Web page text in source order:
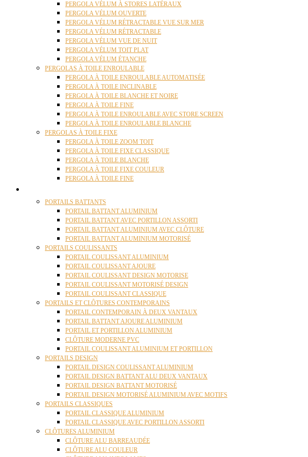
PERGOLA VÉLUM À STORES LATÉRAUX
PERGOLA VÉLUM OUVERTE
PERGOLA VÉLUM RÉTRACTABLE VUE SUR MER
PERGOLA VÉLUM RÉTRACTABLE
PERGOLA VÉLUM VUE DE NUIT
PERGOLA VÉLUM TOIT PLAT
PERGOLA VÉLUM ÉTANCHE
PERGOLAS À TOILE ENROULABLE
PERGOLA À TOILE ENROULABLE AUTOMATISÉE
PERGOLA À TOILE INCLINABLE
PERGOLA À TOILE BLANCHE ET NOIRE
PERGOLA À TOILE FINE
PERGOLA À TOILE ENROULABLE AVEC STORE SCREEN
PERGOLA À TOILE ENROULABLE BLANCHE
PERGOLAS À TOILE FIXE
PERGOLA À TOILE ZOOM TOIT
PERGOLA À TOILE FIXE CLASSIQUE
PERGOLA À TOILE BLANCHE
PERGOLA À TOILE FIXE COULEUR
PERGOLA À TOILE FINE
PORTAILS BATTANTS
PORTAIL BATTANT ALUMINIUM
PORTAIL BATTANT AVEC PORTILLON ASSORTI
PORTAIL BATTANT ALUMINIUM AVEC CLÔTURE
PORTAIL BATTANT ALUMINIUM MOTORISÉ
PORTAILS COULISSANTS
PORTAIL COULISSANT ALUMINIUM
PORTAIL COULISSANT AJOURE
PORTAIL COULISSANT DESIGN MOTORISE
PORTAIL COULISSANT MOTORISÉ DESIGN
PORTAIL COULISSANT CLASSIQUE
PORTAILS ET CLÔTURES CONTEMPORAINS
PORTAIL CONTEMPORAIN À DEUX VANTAUX
PORTAIL BATTANT AJOURE ALUMINIUM
PORTAIL ET PORTILLON ALUMINIUM
CLÔTURE MODERNE PVC
PORTAIL COULISSANT ALUMINIUM ET PORTILLON
PORTAILS DESIGN
PORTAIL DESIGN COULISSANT ALUMINIUM
PORTAIL DESIGN BATTANT ALU DEUX VANTAUX
PORTAIL DESIGN BATTANT MOTORISÉ
PORTAIL DESIGN MOTORISÉ ALUMINIUM AVEC MOTIFS
PORTAILS CLASSIQUES
PORTAIL CLASSIQUE ALUMINIUM
PORTAIL CLASSIQUE AVEC PORTILLON ASSORTI
CLÔTURES ALUMINIUM
CLÔTURE ALU BARREAUDÉE
CLÔTURE ALU COULEUR